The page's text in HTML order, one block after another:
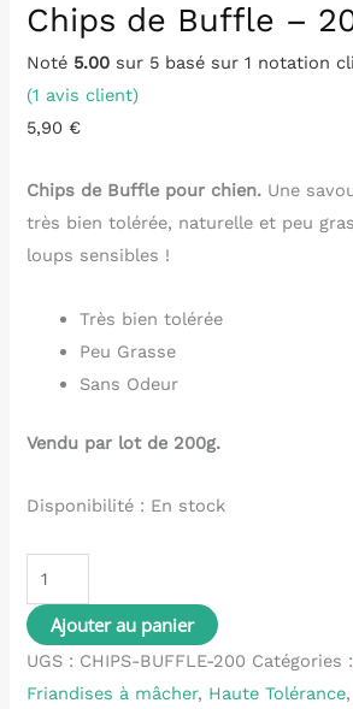
Chips de Buffle –
Noté 5.00 sur 5 basé sur1 notation
(1 avis client)
5,90 €
Chips de Buffle pour chien. Une
très bien tolérée, naturelle et peu
loups sensibles !
Très bien tolérée
Peu Grasse
Sans Odeur
Vendu par lot de 200g.
Disponibilité : En stock
Ajouter au panier
UGS : CHIPS-BUFFLE-200 Catégories :
Friandises à mâcher, Haute Tolérance